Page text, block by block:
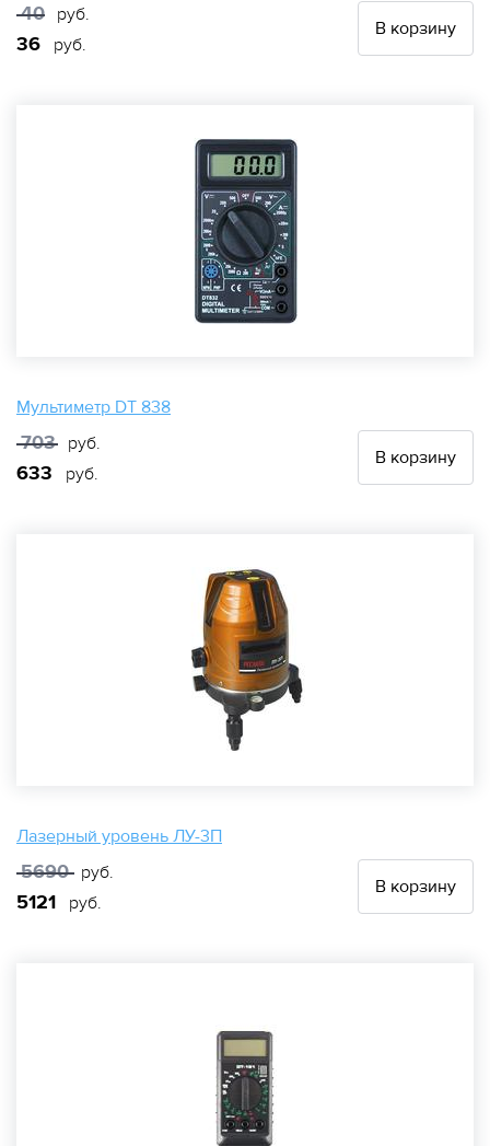
40 руб.
36 руб.
В корзину
Мультиметр DT 838
703 руб.
633 руб.
В корзину
Лазерный уровень ЛУ-3П
5690 руб.
5121 руб.
В корзину